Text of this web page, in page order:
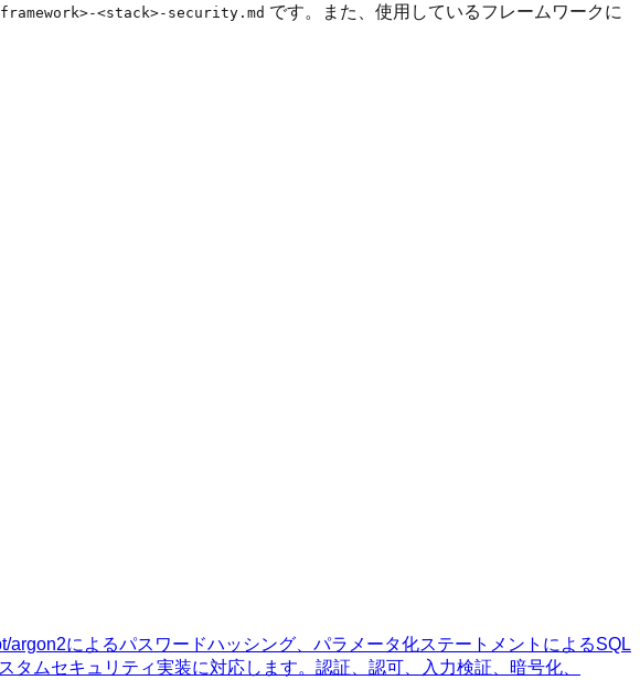
<stack>-security.md です。また、使用しているフレームワークに
によるパスワードハッシング、パラメータ化ステートメントによるSQL
ムセキュリティ実装に対応します。認証、認可、入力検証、暗号化、